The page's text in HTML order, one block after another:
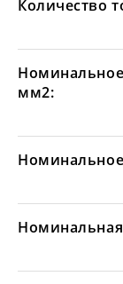
Количество
мм2:
Номинальная